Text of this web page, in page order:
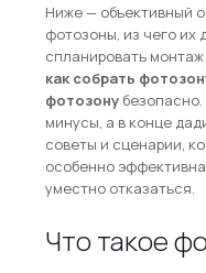
Ниже — объективный
фотозоны, из чего их
спланировать
как собрать
фотозону
минусы, а в конце
советы и сценарии,
особенно
уместно отказаться.
Что такое